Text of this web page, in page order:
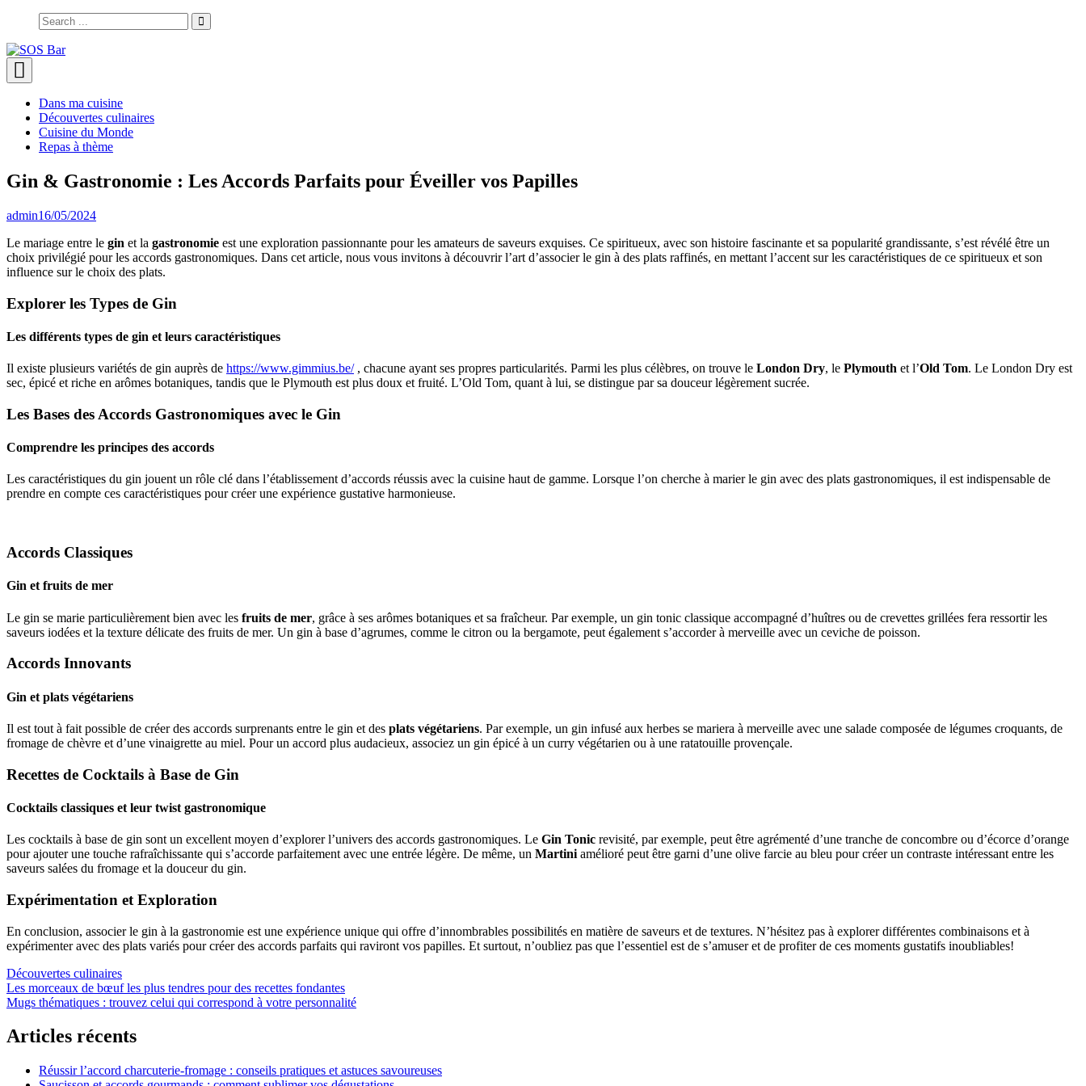
content
Search
for:
SOS Bar
Dans ma cuisine
Découvertes culinaires
Cuisine du Monde
Repas à thème
Gin & Gastronomie : Les Accords Parfaits pour Éveiller vos Papilles
admin16/05/2024
Le mariage entre le gin et la gastronomie est une exploration passionnante pour les amateurs de saveurs exquises. Ce spiritueux, avec son histoire fascinante et sa popularité grandissante, s’est révélé être un
choix privilégié pour les accords gastronomiques. Dans cet article, nous vous invitons à découvrir l’art d’associer le gin à des plats raffinés, en mettant l’accent sur les caractéristiques de ce spiritueux et son
influence sur le choix des plats.
Explorer les Types de Gin
Les différents types de gin et leurs caractéristiques
Il existe plusieurs variétés de gin auprès de https://www.gimmius.be/, chacune ayant ses propres particularités. Parmi les plus célèbres, on trouve le London Dry, le Plymouth et l’Old Tom. Le London Dry est
sec, épicé et riche en arômes botaniques, tandis que le Plymouth est plus doux et fruité. L’Old Tom, quant à lui, se distingue par sa douceur légèrement sucrée.
Les Bases des Accords Gastronomiques avec le Gin
Comprendre les principes des accords
Les caractéristiques du gin jouent un rôle clé dans l’établissement d’accords réussis avec la cuisine haut de gamme. Lorsque l’on cherche à marier le gin avec des plats gastronomiques, il est indispensable de
prendre en compte ces caractéristiques pour créer une expérience gustative harmonieuse.
Accords Classiques
Gin et fruits de mer
Le gin se marie particulièrement bien avec les fruits de mer, grâce à ses arômes botaniques et sa fraîcheur. Par exemple, un gin tonic classique accompagné d’huîtres ou de crevettes grillées fera ressortir les
saveurs iodées et la texture délicate des fruits de mer. Un gin à base d’agrumes, comme le citron ou la bergamote, peut également s’accorder à merveille avec un ceviche de poisson.
Accords Innovants
Gin et plats végétariens
Il est tout à fait possible de créer des accords surprenants entre le gin et des plats végétariens. Par exemple, un gin infusé aux herbes se mariera à merveille avec une salade composée de légumes croquants, de
fromage de chèvre et d’une vinaigrette au miel. Pour un accord plus audacieux, associez un gin épicé à un curry végétarien ou à une ratatouille provençale.
Recettes de Cocktails à Base de Gin
Cocktails classiques et leur twist gastronomique
Les cocktails à base de gin sont un excellent moyen d’explorer l’univers des accords gastronomiques. Le Gin Tonic revisité, par exemple, peut être agrémenté d’une tranche de concombre ou d’écorce d’orange
pour ajouter une touche rafraîchissante qui s’accorde parfaitement avec une entrée légère. De même, un Martini amélioré peut être garni d’une olive farcie au bleu pour créer un contraste intéressant entre les
saveurs salées du fromage et la douceur du gin.
Expérimentation et Exploration
En conclusion, associer le gin à la gastronomie est une expérience unique qui offre d’innombrables possibilités en matière de saveurs et de textures. N’hésitez pas à explorer différentes combinaisons et à
expérimenter avec des plats variés pour créer des accords parfaits qui raviront vos papilles. Et surtout, n’oubliez pas que l’essentiel est de s’amuser et de profiter de ces moments gustatifs inoubliables!
Découvertes culinaires
Navigation
de
l’article
Les morceaux de bœuf les plus tendres pour des recettes fondantes
Mugs thématiques : trouvez celui qui correspond à votre personnalité
Articles récents
Réussir l’accord charcuterie-fromage : conseils pratiques et astuces savoureuses